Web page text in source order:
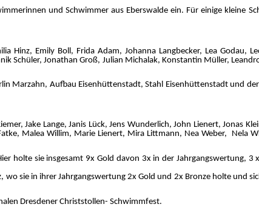
und Schwimmer aus Eberswalde ein. Für einige kleine
Emily Boll, Frida Adam, Johanna Langbecker, Lea Godau,
Schüler, Jonathan Groß, Julian Michalak, Konstantin Müller,
Marzahn, Aufbau Eisenhüttenstadt, Stahl Eisenhüttenstadt und
Jake Lange, Janis Lück, Jens Wunderlich, John Lienert, Jonas
Malea Willim, Marie Lienert, Mira Littmann, Nea Weber, Nela
holte sie insgesamt 9x Gold davon 3x in der Jahrgangswertung, 3
sie in ihrer Jahrgangswertung 2x Gold und 2x Bronze holte und
Dresdener Christstollen- Schwimmfest.